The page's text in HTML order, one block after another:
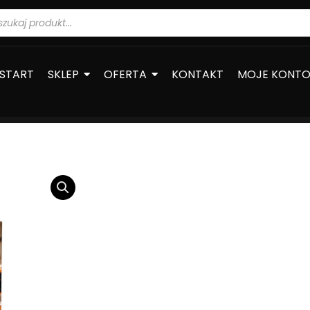
START SKLEP OFERTA KONTAKT MOJE KONTO